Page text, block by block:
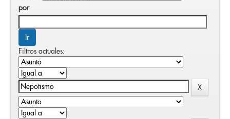
por
Filtros actuales: